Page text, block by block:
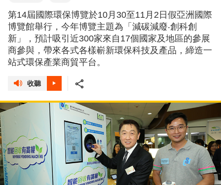
第14屆國際環保博覽於10月30至11月2日假亞洲國際
博覽館舉行，今年博覽主題為「減碳減廢‧創科創
新」，預計吸引近300家來自17個國家及地區的參展
商參與，帶來各式各樣嶄新環保科技及產品，締造一
站式環保產業商貿平台。
收聽